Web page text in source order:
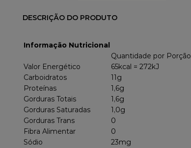
DESCRIÇÃO DO PRODUTO
Informação Nutricional
Quantidade por Porção
Valor Energético
65kcal = 272kJ
Carboidratos
11g
Proteínas
1,6g
Gorduras Totais
1,6g
Gorduras Saturadas
1,0g
Gorduras Trans
0
Fibra Alimentar
0
Sódio
23mg